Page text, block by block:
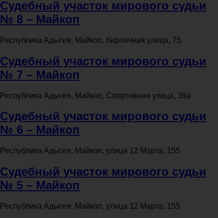
Судебный участок мирового судьи
№ 8 – Майкоп
Республика Адыгея, Майкоп, Кирпичная улица, 75
Судебный участок мирового судьи
№ 7 – Майкоп
Республика Адыгея, Майкоп, Спортивная улица, 39а
Судебный участок мирового судьи
№ 6 – Майкоп
Республика Адыгея, Майкоп, улица 12 Марта, 155
Судебный участок мирового судьи
№ 5 – Майкоп
Республика Адыгея, Майкоп, улица 12 Марта, 155